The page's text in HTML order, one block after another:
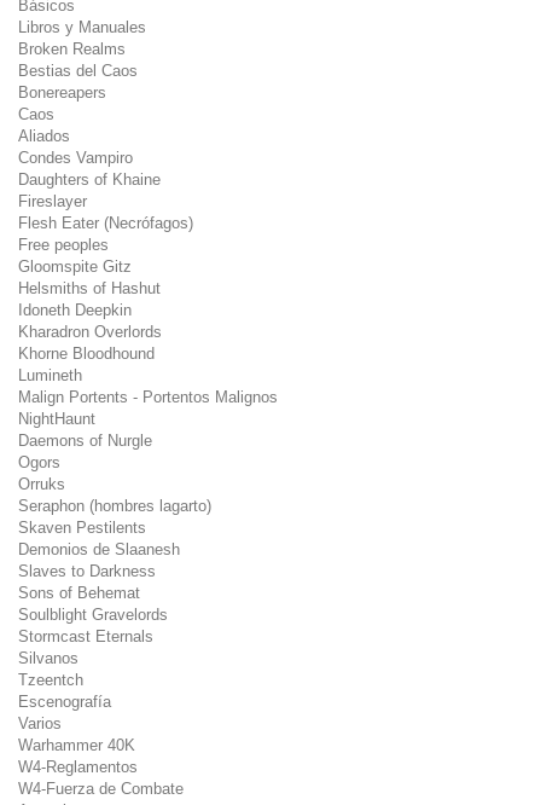
Básicos
Libros y Manuales
Broken Realms
Bestias del Caos
Bonereapers
Caos
Aliados
Condes Vampiro
Daughters of Khaine
Fireslayer
Flesh Eater (Necrófagos)
Free peoples
Gloomspite Gitz
Helsmiths of Hashut
Idoneth Deepkin
Kharadron Overlords
Khorne Bloodhound
Lumineth
Malign Portents - Portentos Malignos
NightHaunt
Daemons of Nurgle
Ogors
Orruks
Seraphon (hombres lagarto)
Skaven Pestilents
Demonios de Slaanesh
Slaves to Darkness
Sons of Behemat
Soulblight Gravelords
Stormcast Eternals
Silvanos
Tzeentch
Escenografía
Varios
Warhammer 40K
W4-Reglamentos
W4-Fuerza de Combate